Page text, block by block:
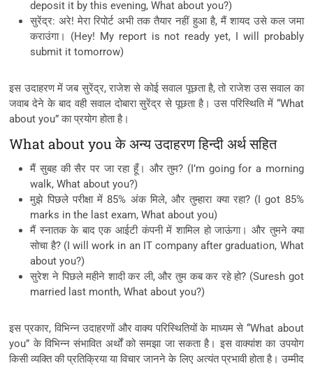
deposit it by this evening, What about you?)
सुरेंद्र: अरे! मेरा रिपोर्ट अभी तक तैयार नहीं हुआ है, मैं शायद उसे कल जमा
कराउंगा। (Hey! My report is not ready yet, I will probably
submit it tomorrow)
इस उदाहरण में जब सुरेंद्र, राजेश से कोई सवाल पूछता है, तो राजेश उस सवाल का
जवाब देने के बाद वही सवाल दोबारा सुरेंद्र से पूछता है। उस परिस्थिति में “What
about you” का प्रयोग होता है।
What about you के अन्य उदाहरण हिन्दी अर्थ सहित
मैं सुबह की सैर पर जा रहा हूँ। और तुम? (I’m going for a morning
walk, What about you?)
मुझे पिछले परीक्षा में 85% अंक मिले, और तुम्हारा क्या रहा? (I got 85%
marks in the last exam, What about you)
मैं स्नातक के बाद एक आईटी कंपनी में शामिल हो जाऊंगा। और तुमने क्या
सोचा है? (I will work in an IT company after graduation, What
about you?)
सुरेश ने पिछले महीने शादी कर ली, और तुम कब कर रहे हो? (Suresh got
married last month, What about you?)
इस प्रकार, विभिन्न उदाहरणों और वाक्य परिस्थितियों के माध्यम से “What about
you” के विभिन्न संभावित अर्थों को समझा जा सकता है। इस वाक्यांश का उपयोग
किसी व्यक्ति की प्रतिक्रिया या विचार जानने के लिए अत्यंत प्रभावी होता है। उम्मीद